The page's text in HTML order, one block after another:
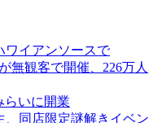
ワイアンソースで
無観客で開催、226万人
らいに開業
、同店限定謎解きイベン